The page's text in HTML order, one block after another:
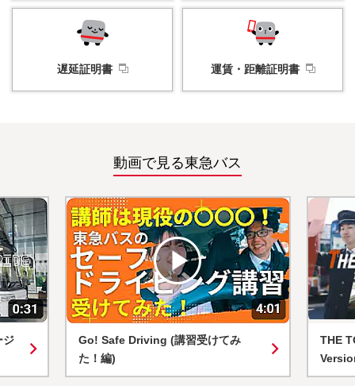
遅延証明書 運賃・ 距離証明書
動画で見る東急バス
(講習受けてみ
THE TOKYU BUS PRIDE(Full